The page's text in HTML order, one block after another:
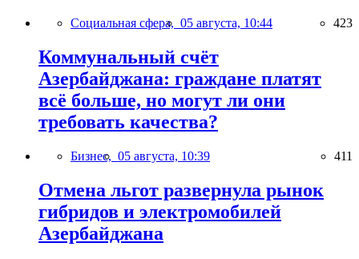
Социальная сфера, 05 августа, 10:44 423
Коммунальный счёт
Азербайджана: граждане платят
всё больше, но могут ли они
требовать качества?
Бизнес, 05 августа, 10:39 411
Отмена льгот развернула рынок
гибридов и электромобилей
Азербайджана